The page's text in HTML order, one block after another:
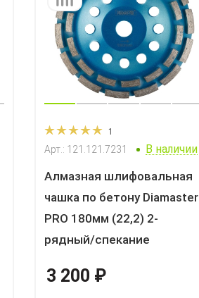
1
Арт.: 121.121.7231 В наличии
Алмазная шлифовальная
чашка по бетону Diamaster
PRO 180мм (22,2) 2-
рядный/спекание
3 200 ₽